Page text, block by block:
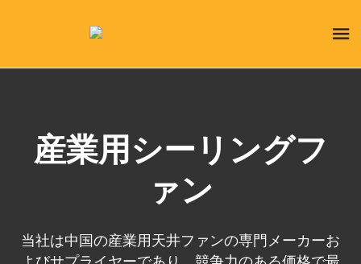
産業用シーリングフ
ァン
当社は中国の産業用天井ファンの専門メーカーお